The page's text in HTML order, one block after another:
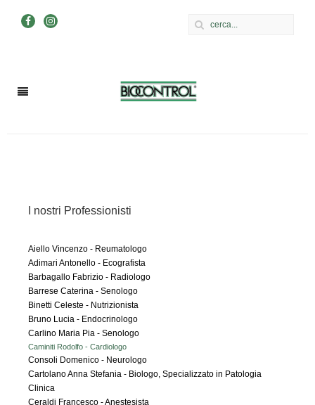
I nostri Professionisti
Aiello Vincenzo - Reumatologo
Adimari Antonello - Ecografista
Barbagallo Fabrizio - Radiologo
Barrese Caterina - Senologo
Binetti Celeste - Nutrizionista
Bruno Lucia - Endocrinologo
Carlino Maria Pia - Senologo
Caminiti Rodolfo - Cardiologo
Consoli Domenico - Neurologo
Cartolano Anna Stefania - Biologo, Specializzato in Patologia
Clinica
Ceraldi Francesco - Anestesista